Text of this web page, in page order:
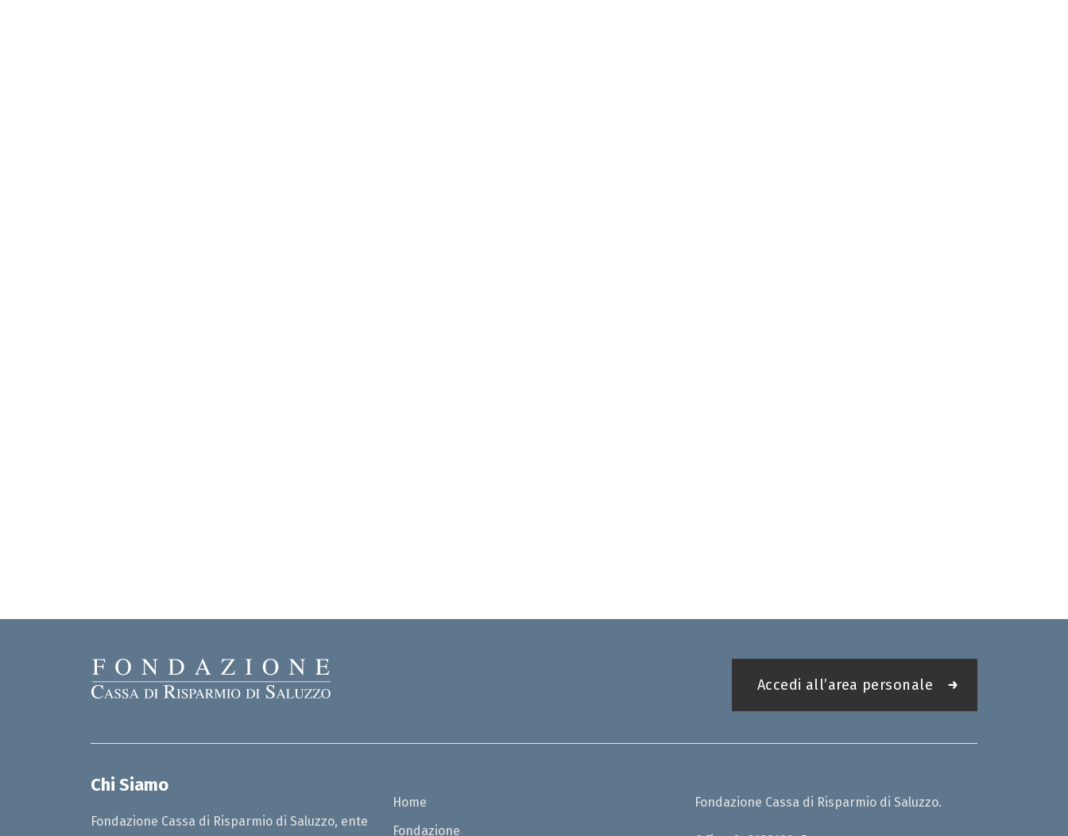
Accedi all’area personale
Chi Siamo
Fondazione Cassa di Risparmio di Saluzzo, ente
Home
Fondazione
Fondazione Cassa di Risparmio di Saluzzo.